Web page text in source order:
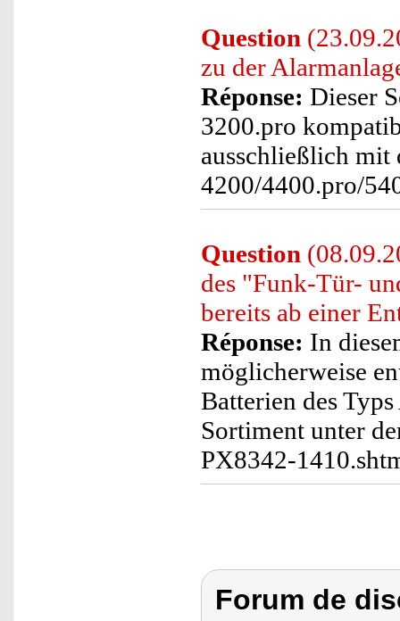
Question
zu der
Réponse: Dieser
3200.pro
ausschließlich
4200/4400.pro/
Question
des "Funk-Tür-
bereits ab einer
Réponse: In
möglicherweise
Batterien des
Sortiment unter
PX8342-
Forum de